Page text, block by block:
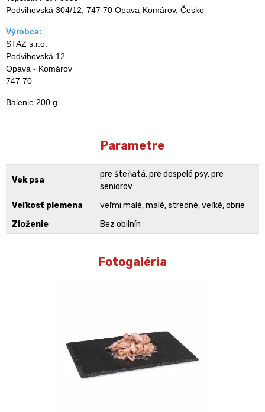
Podvihovská 304/12, 747 70 Opava-Komárov, Česko
Výrobca:
STAZ s.r.o.
Podvihovská 12
Opava - Komárov
747 70
Balenie 200 g.
Parametre
Vek psa
pre šteňatá, pre dospelé psy, pre
seniorov
Veľkosť plemena
veľmi malé, malé, stredné, veľké, obrie
Zloženie
Bez obilnín
Fotogaléria